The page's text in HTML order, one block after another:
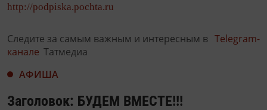
http://podpiska.pochta.ru
Следите за самым важным и интересным в Telegram-
канале Татмедиа
АФИША
Заголовок: БУДЕМ ВМЕСТЕ!!!